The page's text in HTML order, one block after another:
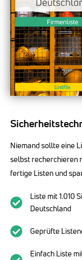
Niemand sollte eine
selbst recherchieren
fertige Listen und
Liste mit 1.010
Deutschland
Geprüfte
Einfach Liste